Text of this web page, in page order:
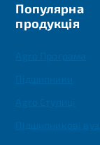
Популярна
продукція